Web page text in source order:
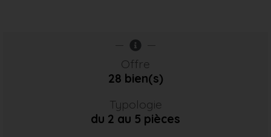
Offre
28 bien(s)
Typologie
du 2 au 5 pièces